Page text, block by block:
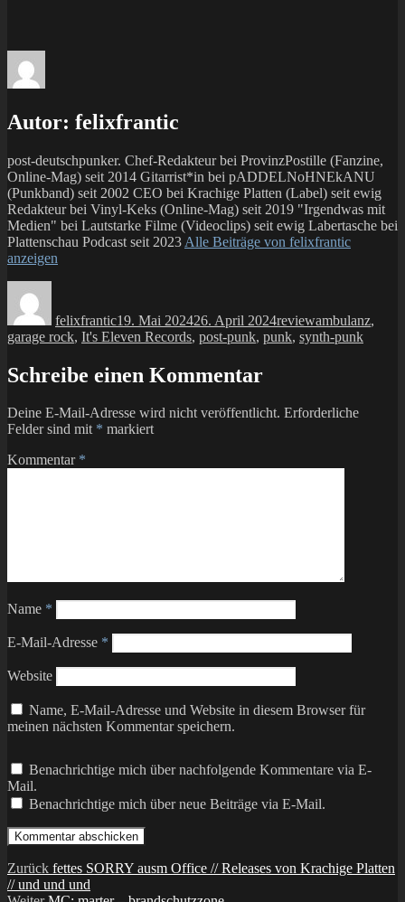
Autor: felixfrantic
post-deutschpunker. Chef-Redakteur bei ProvinzPostille (Fanzine,
Online-Mag) seit 2014 Gitarrist*in bei pADDELNoHNEkANU
(Punkband) seit 2002 CEO bei Krachige Platten (Label) seit ewig
Redakteur bei Vinyl-Keks (Online-Mag) seit 2019 "Irgendwas mit
Medien" bei Lautstarke Filme (Videoclips) seit ewig Labertasche bei
Plattenschau Podcast seit 2023 Alle Beiträge von felixfrantic
anzeigen
felixfrantic19. Mai 202426. April 2024reviewambulanz,
garage rock, It's Eleven Records, post-punk, punk, synth-punk
Schreibe einen Kommentar
Deine E-Mail-Adresse wird nicht veröffentlicht. Erforderliche
Felder sind mit * markiert
Kommentar *
Name *
E-Mail-Adresse *
Website
Name, E-Mail-Adresse und Website in diesem Browser für
meinen nächsten Kommentar speichern.
Benachrichtige mich über nachfolgende Kommentare via E-
Mail.
Benachrichtige mich über neue Beiträge via E-Mail.
Beitragsnavigation
Zurück Vorheriger
Beitrag:
fettes SORRY ausm Office // Releases von Krachige Platten
// und und und